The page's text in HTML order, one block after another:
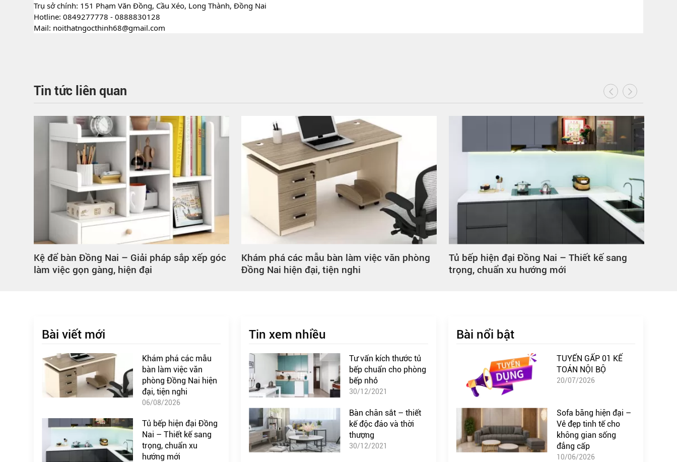
Trụ sở chính: 151 Phạm Văn Đồng, Cầu Xéo, Long Thành, Đồng Nai
Hotline: 0849277778 - 0888830128
Mail: noithatngocthinh68@gmail.com
Tin tức liên quan
Khám phá các mẫu bàn làm việc văn phòng
Đồng Nai hiện đại, tiện nghi
Tủ bếp hiện đại Đồng Nai – Thiết kế sang
trọng, chuẩn xu hướng mới
Tủ hồ sơ không cánh Đồng Nai chất lượng,
phù hợp mọi không gian
Bài viết mới
Khám phá các mẫu
bàn làm việc văn
phòng Đồng Nai hiện
đại, tiện nghi
06/08/2026
Tủ bếp hiện đại Đồng
Nai – Thiết kế sang
trọng, chuẩn xu
hướng mới
Tin xem nhiều
Tư vấn kích thước tủ
bếp chuẩn cho phòng
bếp nhỏ
30/12/2021
Bàn chân sắt – thiết
kế độc đáo và thời
thượng
30/12/2021
Bài nổi bật
TUYỂN GẤP 01 KẾ
TOÁN NỘI BỘ
20/07/2026
Sofa băng hiện đại –
Vẻ đẹp tinh tế cho
không gian sống
đẳng cấp
10/06/2026